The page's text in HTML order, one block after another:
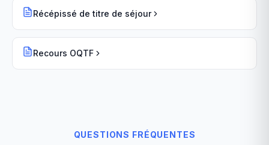
Récépissé de titre de séjour
Recours OQTF
QUESTIONS FRÉQUENTES